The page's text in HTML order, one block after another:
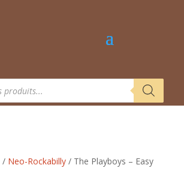
/ Neo-Rockabilly/ The Playboys – Easy